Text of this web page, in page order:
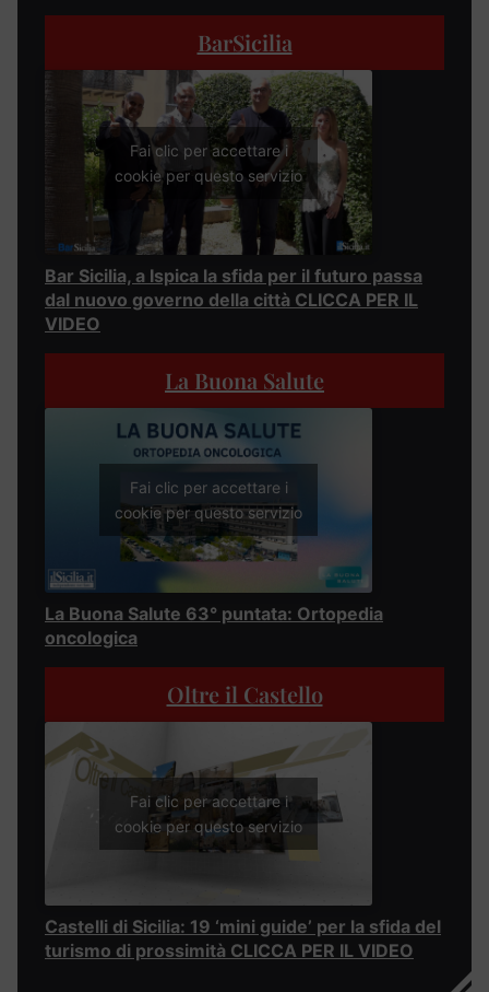
BarSicilia
Fai clic per accettare i
cookie per questo servizio
Bar Sicilia, a Ispica la sfida per il futuro passa
dal nuovo governo della città CLICCA PER IL
VIDEO
La Buona Salute
Fai clic per accettare i
cookie per questo servizio
La Buona Salute 63° puntata: Ortopedia
oncologica
Oltre il Castello
Fai clic per accettare i
cookie per questo servizio
Castelli di Sicilia: 19 ‘mini guide’ per la sfida del
turismo di prossimità CLICCA PER IL VIDEO